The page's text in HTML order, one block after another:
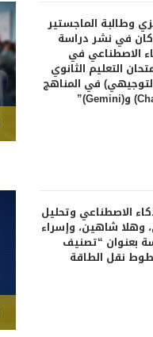
وطالبة الماجستير
في نشر دراسة
الاصطناعي في
التعليم الثانوي
في المناهج
الاصطناعي وتحليل
وهلا شاهين، وإسراء
بعنوان “تصنيف
نقل الطاقة